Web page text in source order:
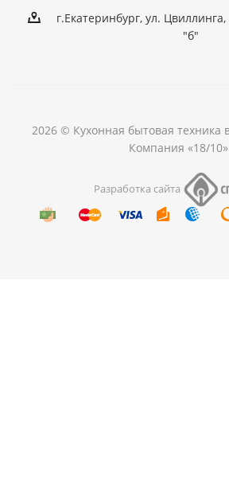
г.Екатеринбург, ул.
"б"
2026 © Кухонная бытовая техника
Компания «18/10»
Разработка сайта